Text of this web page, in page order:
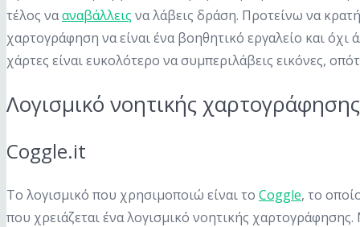
τέλος νααναβάλλεις να λάβεις δράση. Προτείνω να
χαρτογράφηση να είναι ένα βοηθητικό εργαλείο και
χάρτες είναι ευκολότερο να συμπεριλάβεις εικόνες,
Λογισμικό νοητικής χαρτογράφησης
Coggle.it
Το λογισμικό που χρησιμοποιώ είναι το Coggle, το
που χρειάζεται ένα λογισμικό νοητικής χαρτογράφησης.